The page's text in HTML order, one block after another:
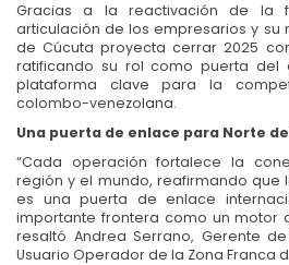
Gracias a la reactivación de la
articulación de los empresarios y su
de Cúcuta proyecta cerrar 2025
ratificando su rol como puerta del
plataforma clave para la
colombo-venezolana.
Una puerta de enlace para Norte
“Cada operación fortalece la
región y el mundo, reafirmando que
es una puerta de enlace
importante frontera como un motor
resaltó Andrea Serrano, Gerente
Usuario Operador de la Zona Franca